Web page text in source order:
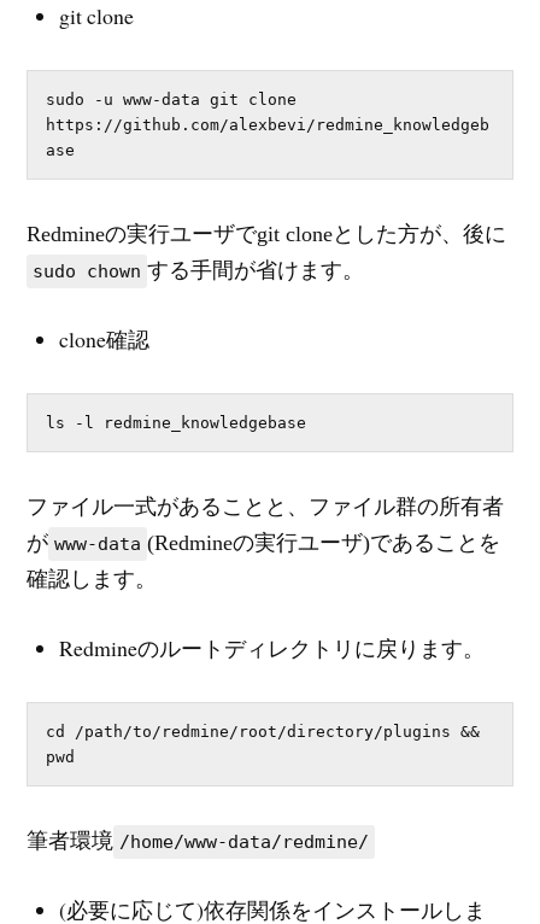
git clone
sudo -u www-data git clone
https://github.com/alexbevi/redmine_knowledgeb
ase
Redmineの実行ユーザでgit cloneとした方が、後に
sudo chown する手間が省けます。
clone確認
ls -l redmine_knowledgebase
ファイル一式があることと、ファイル群の所有者
が www-data (Redmineの実行ユーザ)であることを
確認します。
Redmineのルートディレクトリに戻ります。
cd /path/to/redmine/root/directory/plugins &&
pwd
筆者環境 /home/www-data/redmine/
(必要に応じて)依存関係をインストールしま